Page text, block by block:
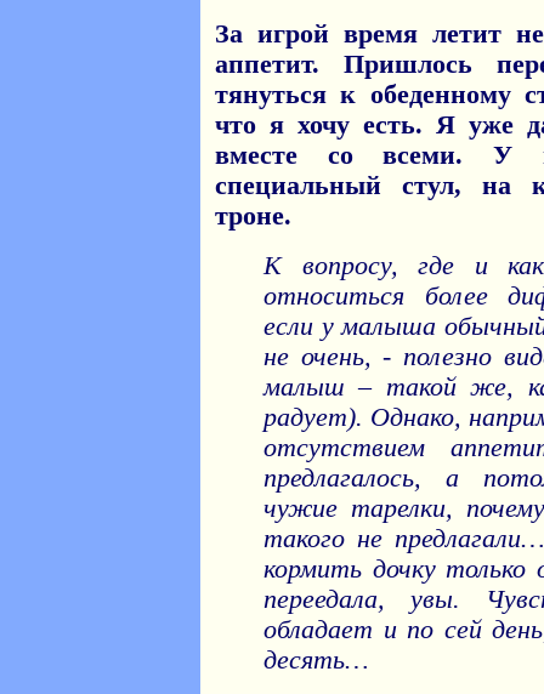
За игрой время летит
аппетит. Пришлось
тянуться к обеденному
что я хочу есть. Я уже
вместе со всеми. У
специальный стул, на
троне.
К вопросу, где и
относиться более
если у малыша
не очень, - полезно
малыш – такой же,
радует). Однако,
отсутствием
предлагалось, а
чужие тарелки,
такого не
кормить дочку только
переедала, увы.
обладает и по сей
десять…